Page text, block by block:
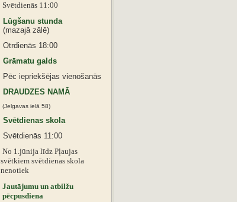
Svētdienās 11:00
Lūgšanu stunda
(mazajā zālē)
Otrdienās 18:00
Grāmatu galds
Pēc iepriekšējas vienošanās
DRAUDZES NAMĀ
(Jelgavas ielā 58)
Svētdienas skola
Svētdienās 11:00
No 1.jūnija līdz Pļaujas
svētkiem svētdienas skola
nenotiek
Jautājumu un atbilžu
pēcpusdiena